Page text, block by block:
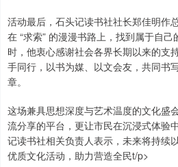
活动最后，石头记读书社社长郑佳明作
在 “求索” 的漫漫书路上，找到属于自
时，他衷心感谢社会各界长期以来的支
手同行，以书为媒、以文会友，共同书
章。
这场兼具思想深度与艺术温度的文化盛
流分享的平台，更让市民在沉浸式体验
记读书社相关负责人表示，未来将持续
优质文化活动，助力营造全民t/p>